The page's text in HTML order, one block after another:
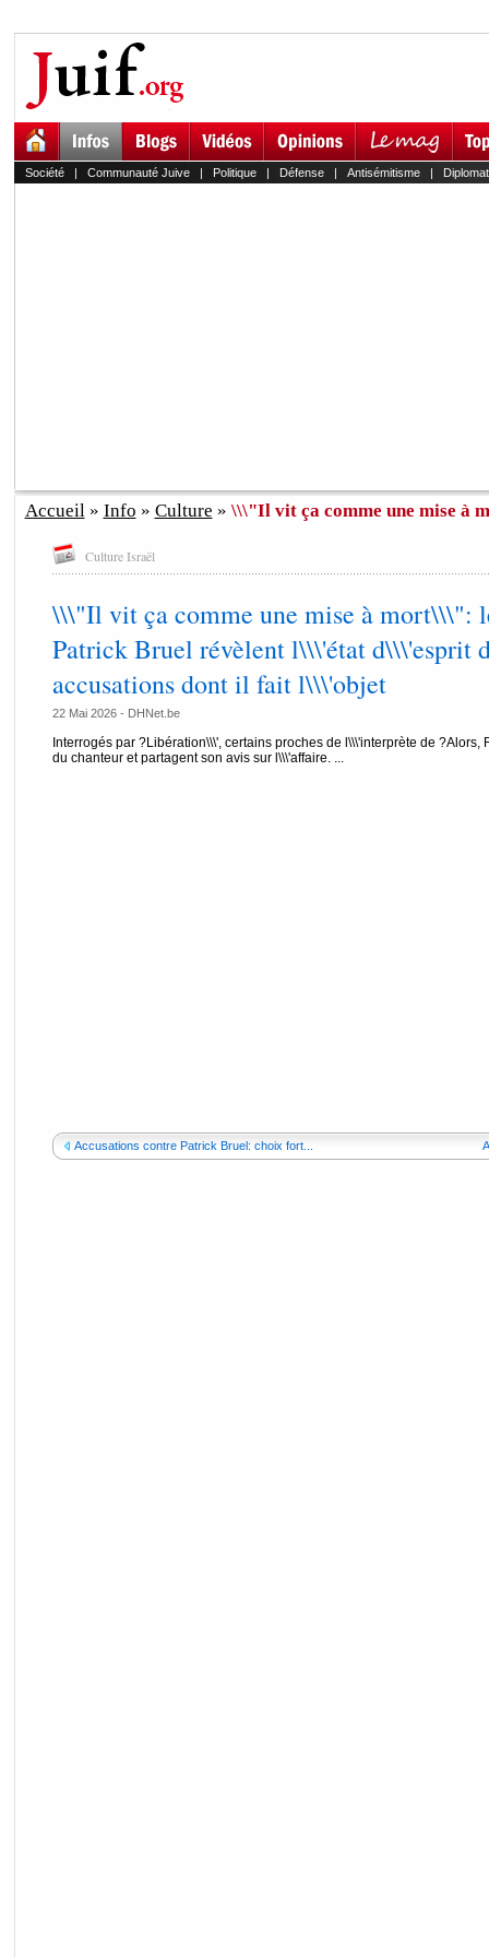
Société| Communauté Juive| Politique| Défense| Antisémitisme|
Accueil» Info » Culture » \\\"Il vit ça comme une mise à
Culture Israël
\\\"Il vit ça comme une mise à mort\\\":
Patrick Bruel révèlent l\\\'état d\\\'esprit
accusations dont il fait l\\\'objet
22 Mai 2026 - DHNet.be
Interrogés par ?Libération\\\', certains proches de l\\\'interprète de
du chanteur et partagent son avis sur l\\\'affaire. ...
Accusations contre Patrick Bruel: choix fort...